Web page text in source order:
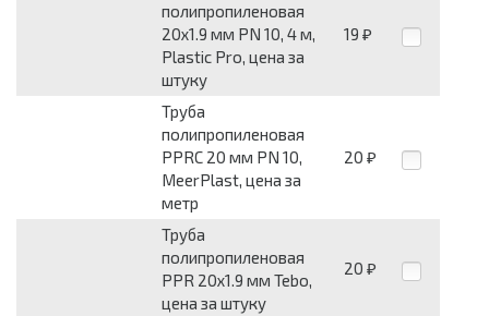
полипропиленовая
20х1.9 мм PN 10, 4 м,
Plastic Pro, цена за
штуку
19 ₽
Труба
полипропиленовая
PPRC 20 мм PN 10,
MeerPlast, цена за
метр
20 ₽
Труба
полипропиленовая
PPR 20х1.9 мм Tebo,
цена за штуку
20 ₽